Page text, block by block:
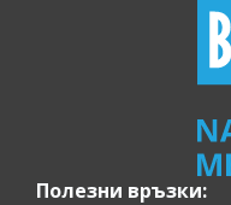
Полезни връзки: